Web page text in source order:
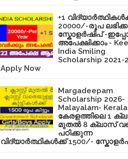
+1
20000/-രൂപ
സ്കോളർഷിപ് -
അപേക്ഷിക്കാം -
India Smiling
Scholarship 2021-
Apply Now
Margadeepam
Scholarship 2026-
Malayalam-
കേരളത്തിലെ 1
മുതൽ 8 ക്ലാസ്
പഠിക്കുന്ന
വിദ്യാർത്ഥികൾക്ക് 1500/-